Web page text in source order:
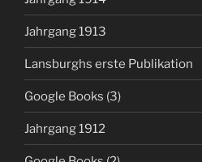
Jahrgang 1913
Lansburghs erste Publikation
Google Books (3)
Jahrgang 1912